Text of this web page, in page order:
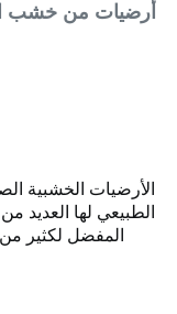
أرضيات من خشب
الأرضيات الخشبية
الطبيعي لها العديد من
المفضل لكثير